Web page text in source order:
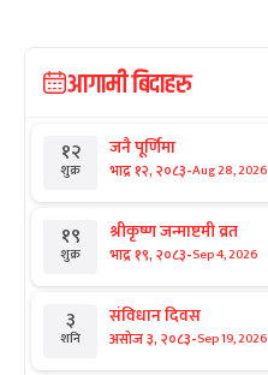
आगामी बिदाहरु
१२
शुक्र
जनै पूर्णिमा
भाद्र १२, २०८३-Aug 28, 2026
१९
शुक्र
श्रीकृष्ण जन्माष्टमी व्रत
भाद्र १९, २०८३-Sep 4, 2026
३
शनि
संविधान दिवस
असोज ३, २०८३-Sep 19, 2026